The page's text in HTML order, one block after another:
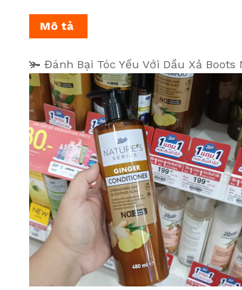
Mô tả
🫚 Đánh Bại Tóc Yếu Với Dầu Xả